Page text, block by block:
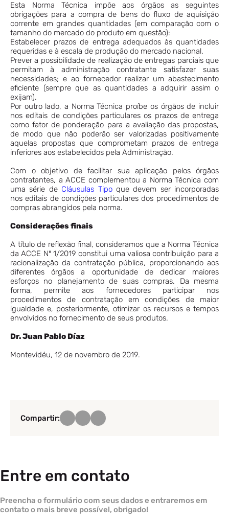
Esta Norma Técnica impõe aos órgãos as seguintes
obrigações para a compra de bens do fluxo de aquisição
corrente em grandes quantidades (em comparação com o
tamanho do mercado do produto em questão):
Estabelecer prazos de entrega adequados às quantidades
requeridas e à escala de produção do mercado nacional.
Prever a possibilidade de realização de entregas parciais que
permitam à administração contratante satisfazer suas
necessidades; e ao fornecedor realizar um abastecimento
eficiente (sempre que as quantidades a adquirir assim o
exijam).
Por outro lado, a Norma Técnica proíbe os órgãos de incluir
nos editais de condições particulares os prazos de entrega
como fator de ponderação para a avaliação das propostas,
de modo que não poderão ser valorizadas positivamente
aquelas propostas que comprometam prazos de entrega
inferiores aos estabelecidos pela Administração.
Com o objetivo de facilitar sua aplicação pelos órgãos
contratantes, a ACCE complementou a Norma Técnica com
uma série de Cláusulas Tipoque devem ser incorporadas
nos editais de condições particulares dos procedimentos de
compras abrangidos pela norma.
Considerações finais
A título de reflexão final, consideramos que a Norma Técnica
da ACCE Nº 1/2019 constitui uma valiosa contribuição para a
racionalização da contratação pública, proporcionando aos
diferentes órgãos a oportunidade de dedicar maiores
esforços no planejamento de suas compras. Da mesma
forma, permite aos fornecedores participar nos
procedimentos de contratação em condições de maior
igualdade e, posteriormente, otimizar os recursos e tempos
envolvidos no fornecimento de seus produtos.
Dr. Juan Pablo Díaz
Montevidéu, 12 de novembro de 2019.
Compartir:
Entre em contato
Preencha o formulário com seus dados e entraremos em
contato o mais breve possível, obrigado!